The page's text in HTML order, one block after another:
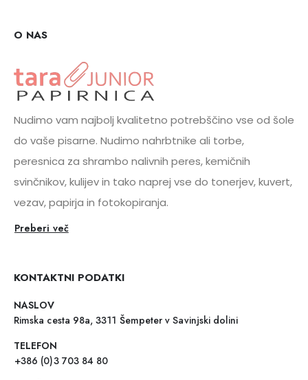
O NAS
Nudimo vam najbolj kvalitetno potrebščino vse od šole
do vaše pisarne. Nudimo nahrbtnike ali torbe,
peresnica za shrambo nalivnih peres, kemičnih
svinčnikov, kulijev in tako naprej vse do tonerjev, kuvert,
vezav, papirja in fotokopiranja.
Preberi več
KONTAKTNI PODATKI
NASLOV
Rimska cesta 98a, 3311 Šempeter v Savinjski dolini
TELEFON
+386 (0)3 703 84 80